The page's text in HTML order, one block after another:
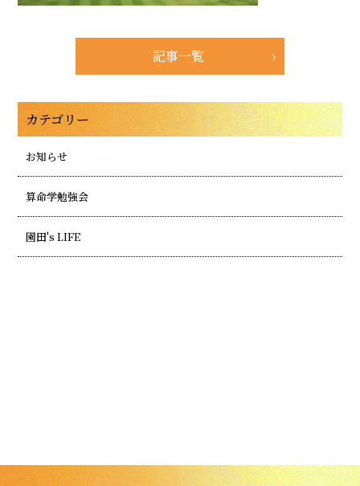
記事一覧
カテゴリー
お知らせ
算命学勉強会
園田's LIFE